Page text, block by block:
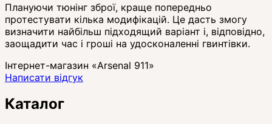
Плануючи тюнінг зброї, краще попередньо
протестувати кілька модифікацій. Це дасть змогу
визначити найбільш підходящий варіант і, відповідно,
заощадити час і гроші на удосконаленні гвинтівки.
Інтернет-магазин «Arsenal 911»
Написати відгук
Каталог